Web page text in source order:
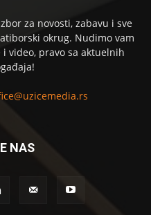
za novosti, zabavu i sve
okrug. Nudimo vam
video, pravo sa aktuelnih
NAS